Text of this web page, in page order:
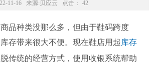
11-16 来源: 贝应云 点击： 42
品种类没那么多，但由于鞋码跨度
存带来很大不便。现在鞋店用起库存
传统的经营方式，使用收银系统帮助